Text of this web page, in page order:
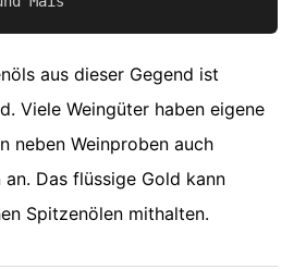
aus dieser Gegend ist
Viele Weingüter haben eigene
neben Weinproben auch
Das flüssige Gold kann
Spitzenölen mithalten.